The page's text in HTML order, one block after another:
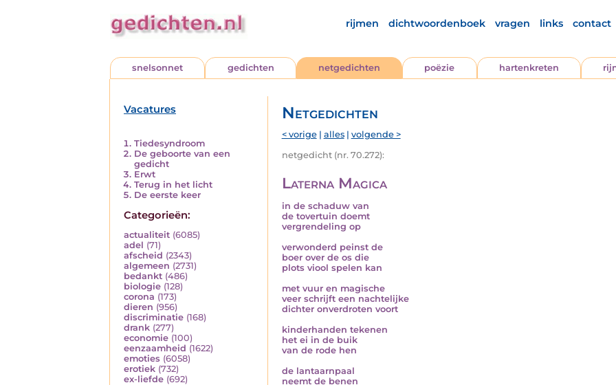
rijmen dichtwoordenboek vragen links contact
snelsonnet gedichten netgedichten poëzie hartenkreten
Vacatures
Tiedesyndroom
De geboorte van een
gedicht
Erwt
Terug in het licht
De eerste keer
Categorieën:
actualiteit (6085)
adel (71)
afscheid (2343)
algemeen (2731)
bedankt (486)
biologie (128)
corona (173)
dieren (956)
discriminatie (168)
drank (277)
economie (100)
eenzaamheid (1622)
emoties (6058)
erotiek (732)
ex-liefde (692)
Netgedichten
< vorige| alles| volgende >
netgedicht (nr. 70.272):
Laterna Magica
in de schaduw van
de tovertuin doemt
vergrendeling op
verwonderd peinst de
boer over de os die
plots viool spelen kan
met vuur en magische
veer schrijft een nachtelijke
dichter onverdroten voort
kinderhanden tekenen
het ei in de buik
van de rode hen
de lantaarnpaal
neemt de benen